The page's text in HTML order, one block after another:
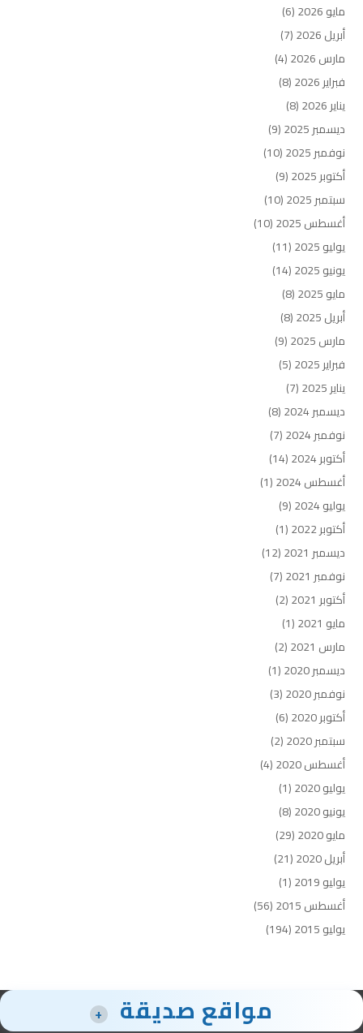
مايو 2026
(6)
أبريل 2026
(7)
مارس 2026
(4)
فبراير 2026
(8)
يناير 2026
(8)
ديسمبر 2025
(9)
نوفمبر 2025
(10)
أكتوبر 2025
(9)
سبتمبر 2025
(10)
أغسطس 2025
(10)
يوليو 2025
(11)
يونيو 2025
(14)
مايو 2025
(8)
أبريل 2025
(8)
مارس 2025
(9)
فبراير 2025
(5)
يناير 2025
(7)
ديسمبر 2024
(8)
نوفمبر 2024
(7)
أكتوبر 2024
(14)
أغسطس 2024
(1)
يوليو 2024
(9)
أكتوبر 2022
(1)
ديسمبر 2021
(12)
نوفمبر 2021
(7)
أكتوبر 2021
(2)
مايو 2021
(1)
مارس 2021
(2)
ديسمبر 2020
(1)
نوفمبر 2020
(3)
أكتوبر 2020
(6)
سبتمبر 2020
(2)
أغسطس 2020
(4)
يوليو 2020
(1)
يونيو 2020
(8)
مايو 2020
(29)
أبريل 2020
(21)
يوليو 2019
(1)
أغسطس 2015
(56)
يوليو 2015
(194)
مواقع صديقة +